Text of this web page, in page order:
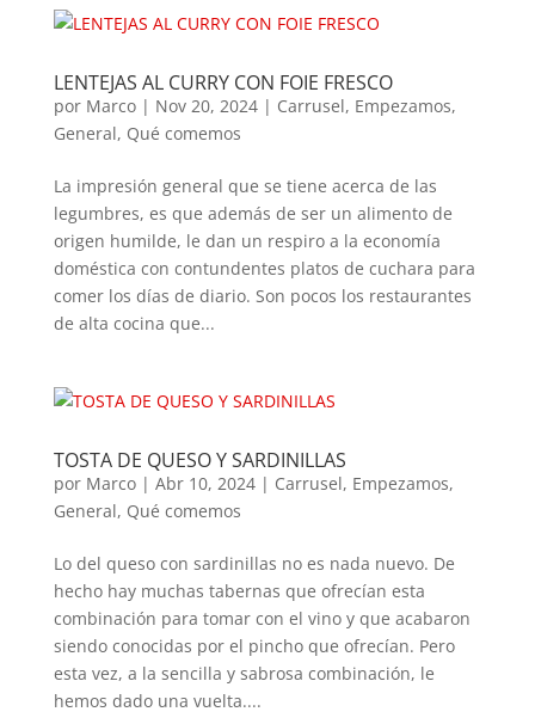
LENTEJAS AL CURRY CON FOIE FRESCO
por Marco| Nov 20, 2024| Carrusel, Empezamos,
General, Qué comemos
La impresión general que se tiene acerca de las
legumbres, es que además de ser un alimento de
origen humilde, le dan un respiro a la economía
doméstica con contundentes platos de cuchara para
comer los días de diario. Son pocos los restaurantes
de alta cocina que...
TOSTA DE QUESO Y SARDINILLAS
por Marco| Abr 10, 2024| Carrusel, Empezamos,
General, Qué comemos
Lo del queso con sardinillas no es nada nuevo. De
hecho hay muchas tabernas que ofrecían esta
combinación para tomar con el vino y que acabaron
siendo conocidas por el pincho que ofrecían. Pero
esta vez, a la sencilla y sabrosa combinación, le
hemos dado una vuelta....